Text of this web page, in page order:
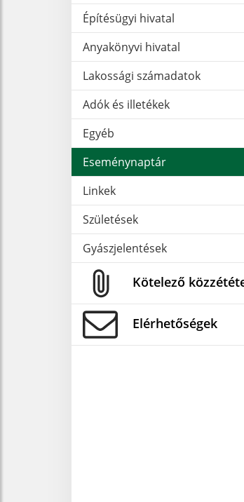
Építésügyi hivatal
Anyakönyvi hivatal
Lakossági számadatok
Adók és illetékek
Egyéb
Eseménynaptár
Linkek
Születések
Gyászjelentések
Kötelező
Elérhetőségek